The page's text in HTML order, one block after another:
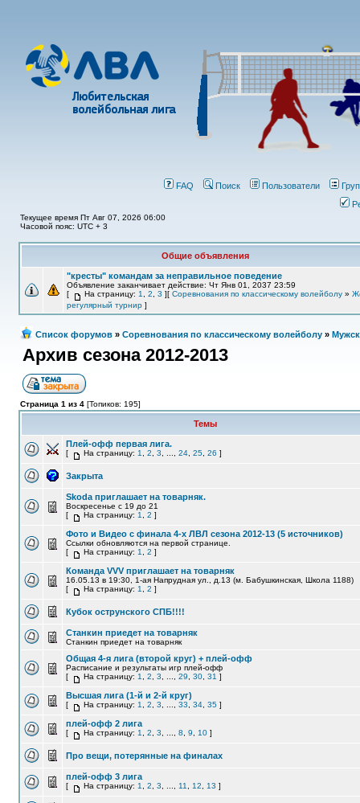
FAQ Поиск Пользователи
Текущее время Пт Авг 07, 2026 06:00
Часовой пояс: UTC + 3
Общие объявления
"кресты" командам за неправильное поведение
Объявление заканчивает действие: Чт Янв 01, 2037 23:59
[
На страницу: 1 2 3 ][ Соревнования по классическому волейболу »
регулярный турнир ]
Список форумов » Соревнования по классическому волейболу »
Архив сезона 2012-2013
Страница 1 из 4 [Топиков: 195]
Темы
Плей-офф первая лига.
[ На страницу: 1 2 3 24 25 26 ]
Закрыта
Skoda приглашает на товарняк.
Воскресенье с 19 до 21
[
На страницу: 1 2 ]
Фото и Видео с финала 4-х ЛВЛ сезона 2012-13 (5 источников)
Ссылки обновляются на первой странице.
[
На страницу: 1 2 ]
Команда VVV приглашает на товарняк
16.05.13 в 19:30, 1-ая Напрудная ул., д.13 (м. Бабушкинская, Школа 1188)
[
На страницу: 1 2 ]
Кубок острунского СПБ!!!!
Станкин приедет на товарняк
Станкин приедет на товарняк
Общая 4-я лига (второй круг) + плей-офф
Расписание и результаты игр плей-офф
[
На страницу: 1 2 3 29 30 31 ]
Высшая лига (1-й и 2-й круг)
[ На страницу: 1 2 3 33 34 35 ]
плей-офф 2 лига
[ На страницу: 1 2 3 8 9 10 ]
Про вещи, потерянные на финалах
плей-офф 3 лига
[ На страницу: 1 2 3 11 12 13 ]